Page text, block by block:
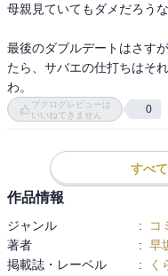
母親見ていてもダメだろう
最後のダブルデートはさす
たら、サバエの仕打ちはそ
わ。
ブクログレビューは
いいねできません
0
すべ
作品情報
ジャンル : コ
著者
: 早
掲載誌・レーベル
:
く